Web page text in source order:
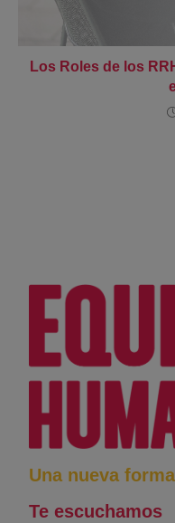
Los Roles de los
Una nueva
Te escuchamos